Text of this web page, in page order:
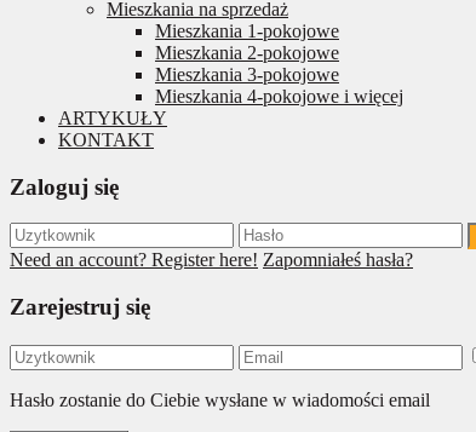
Mieszkania na sprzedaż
Mieszkania 1-pokojowe
Mieszkania 2-pokojowe
Mieszkania 3-pokojowe
Mieszkania 4-pokojowe i więcej
ARTYKUŁY
KONTAKT
Zaloguj się
Need an account? Register here! Zapomniałeś hasła?
Zarejestruj się
Hasło zostanie do Ciebie wysłane w wiadomości email